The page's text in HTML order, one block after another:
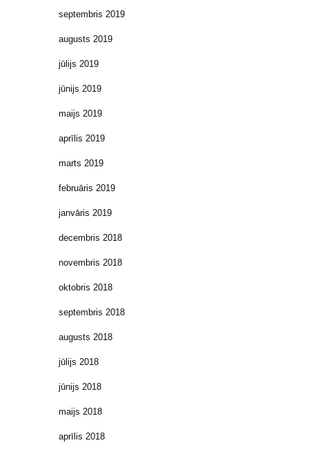
septembris 2019
augusts 2019
jūlijs 2019
jūnijs 2019
maijs 2019
aprīlis 2019
marts 2019
februāris 2019
janvāris 2019
decembris 2018
novembris 2018
oktobris 2018
septembris 2018
augusts 2018
jūlijs 2018
jūnijs 2018
maijs 2018
aprīlis 2018